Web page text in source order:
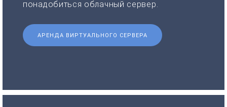
понадобиться облачный сервер.
АРЕНДА ВИРТУАЛЬНОГО СЕРВЕРА